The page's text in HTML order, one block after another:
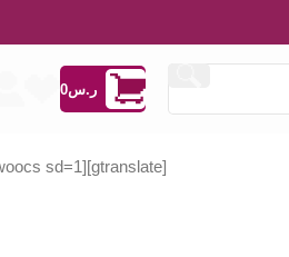
ر.س0
[gtranslate]
[woocs sd=1]